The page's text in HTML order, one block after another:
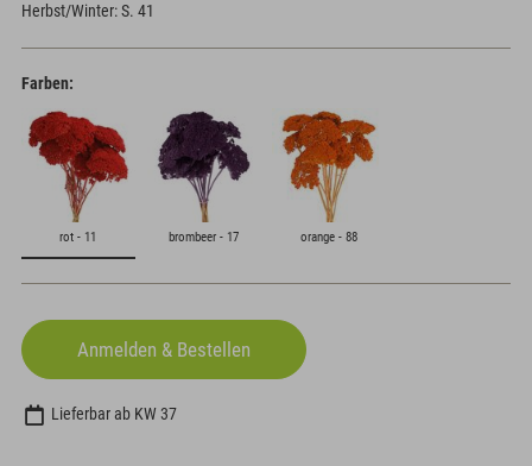
Herbst/Winter: S. 41
Farben:
rot - 11 brombeer - 17 orange - 88
Lieferbar ab KW 37